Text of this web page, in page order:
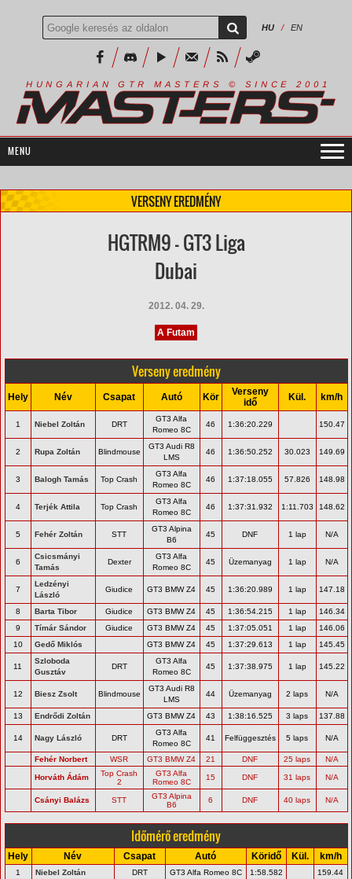
HU / EN
H U N G A R I A N G T R M A S T E R S © S I N C E 2 0 0 1
VERSENY EREDMÉNY
HGTRM9 - GT3 Liga
Dubai
2012. 04. 29.
A Futam
Verseny eredmény
Hely Név Csapat Autó Kör
Verseny
idő
Kül. km/h
1 Niebel Zoltán DRT
GT3 Alfa
Romeo 8C
46 1:36:20.229 150.47
2 Rupa Zoltán Blindmouse
GT3 Audi R8
LMS
46 1:36:50.252 30.023 149.69
3 Balogh Tamás Top Crash
GT3 Alfa
Romeo 8C
46 1:37:18.055 57.826 148.98
4 Terjék Attila Top Crash
GT3 Alfa
Romeo 8C
46 1:37:31.932 1:11.703 148.62
5 Fehér Zoltán STT
GT3 Alpina
B6
45 DNF 1 lap N/A
6
Csicsmányi
Tamás
Dexter
GT3 Alfa
Romeo 8C
45 Üzemanyag 1 lap N/A
7
Ledzényi
László
Giudice GT3 BMW Z4 45 1:36:20.989 1 lap 147.18
8 Barta Tibor Giudice GT3 BMW Z4 45 1:36:54.215 1 lap
146.34
9
Tímár Sándor Giudice GT3 BMW Z4 45 1:37:05.051 1 lap
146.06
10
Gedő Miklós GT3 BMW Z4 45 1:37:29.613 1 lap 145.45
11
Szloboda
Gusztáv
DRT
GT3 Alfa
Romeo 8C
45 1:37:38.975 1 lap 145.22
12 Biesz Zsolt Blindmouse
GT3 Audi R8
LMS
44 Üzemanyag 2 laps N/A
13 Endrődi Zoltán GT3 BMW Z4 43 1:38:16.525 3 laps 137.88
14 Nagy László DRT
GT3 Alfa
Romeo 8C
41 Felfüggesztés 5 laps N/A
Fehér Norbert WSR GT3 BMW Z4 21 DNF 25 laps N/A
Horváth Ádám
Top Crash
2
GT3 Alfa
Romeo 8C
15 DNF 31 laps N/A
Csányi Balázs STT
GT3 Alpina
B6
6 DNF 40 laps N/A
Időmérő eredmény
Hely Név Csapat Autó Köridő Kül. km/h
1 Niebel Zoltán DRT GT3 Alfa Romeo 8C 1:58.582
159.44